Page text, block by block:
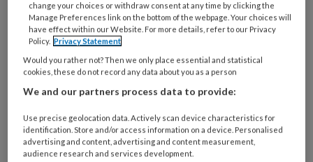
REGISTREREN
Wil je dit artikel lezen?
Maak gratis een account aan en lees 2
artikelen gratis per maand
Al een account of abonnement?Log dan in
change your choices or withdraw consent at any time by clicking the
Manage Preferences link on the bottom of the webpage. Your choices will
have effect within our Website. For more details, refer to our Privacy
Policy. Privacy Statement
Would you rather not? Then we only place essential and statistical
cookies, these do not record any data about you as a person
We and our partners process data to provide:
Use precise geolocation data. Actively scan device characteristics for
identification. Store and/or access information on a device. Personalised
advertising and content, advertising and content measurement,
audience research and services development.